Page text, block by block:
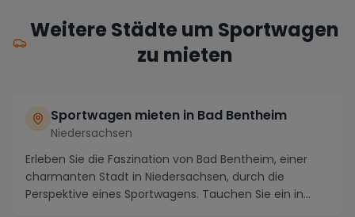
Weitere Städte um Sportwagen
zu mieten
Sportwagen mieten in Bad Bentheim
Niedersachsen
Erleben Sie die Faszination von Bad Bentheim, einer
charmanten Stadt in Niedersachsen, durch die
Perspektive eines Sportwagens. Tauchen Sie ein in